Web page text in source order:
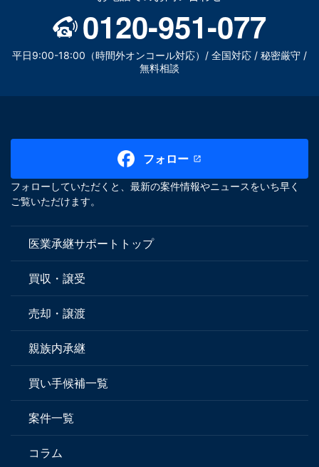
0120-951-077
平日9:00-18:00（時間外オンコール対応）/ 全国対応 / 秘密厳守 /
無料相談
フォロー
フォローしていただくと、最新の案件情報やニュースをいち早く
ご覧いただけます。
医業承継サポートトップ
買収・譲受
売却・譲渡
親族内承継
買い手候補一覧
案件一覧
コラム